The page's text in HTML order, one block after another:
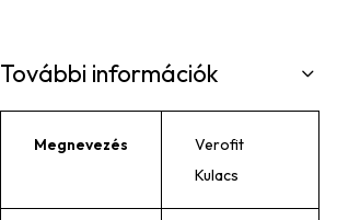
További információk
Megnevezés
Verofit
Kulacs